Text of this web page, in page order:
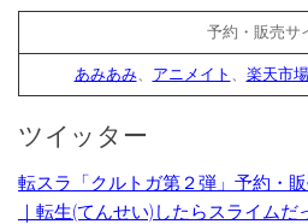
予約・販売サ
あみあみ、 アニメイト 、 楽天市場
ツイッター
転スラ「クルトガ第２弾」予約・
｜転生(てんせい)したらスライムだ